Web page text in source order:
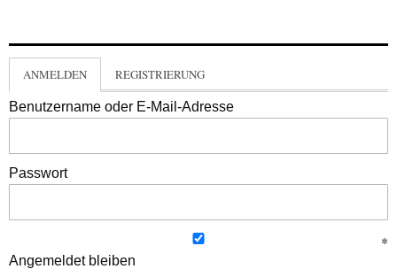
ANMELDEN REGISTRIERUNG
Benutzername oder E-Mail-Adresse
Passwort
Angemeldet bleiben